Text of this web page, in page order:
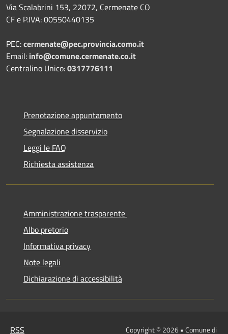
Via Scalabrini 153, 22072, Cermenate CO
CF e P.IVA: 00550440135
PEC:cermenate@pec.provincia.como.it
Email: info@comune.cermenate.co.it
Centralino Unico:0317776111
Prenotazione appuntamento
Segnalazione disservizio
Leggi le FAQ
Richiesta assistenza
Amministrazione trasparente
Albo pretorio
Informativa privacy
Note legali
Dichiarazione di accessibilità
RSS Copyright © 2026 • Comune di